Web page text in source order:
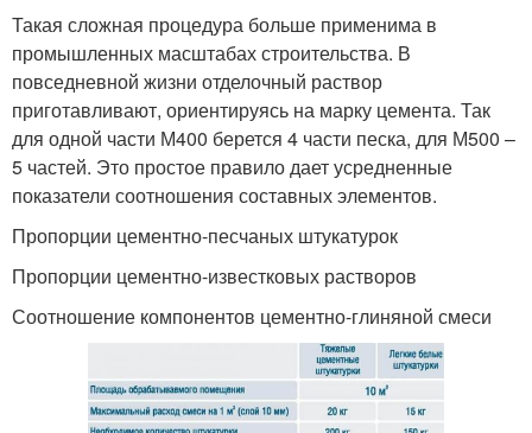
Такая сложная процедура больше применима в
промышленных масштабах строительства. В
повседневной жизни отделочный раствор
приготавливают, ориентируясь на марку цемента. Так
для одной части М400 берется 4 части песка, для М500 –
5 частей. Это простое правило дает усредненные
показатели соотношения составных элементов.
Пропорции цементно-песчаных штукатурок
Пропорции цементно-известковых растворов
Соотношение компонентов цементно-глиняной смеси